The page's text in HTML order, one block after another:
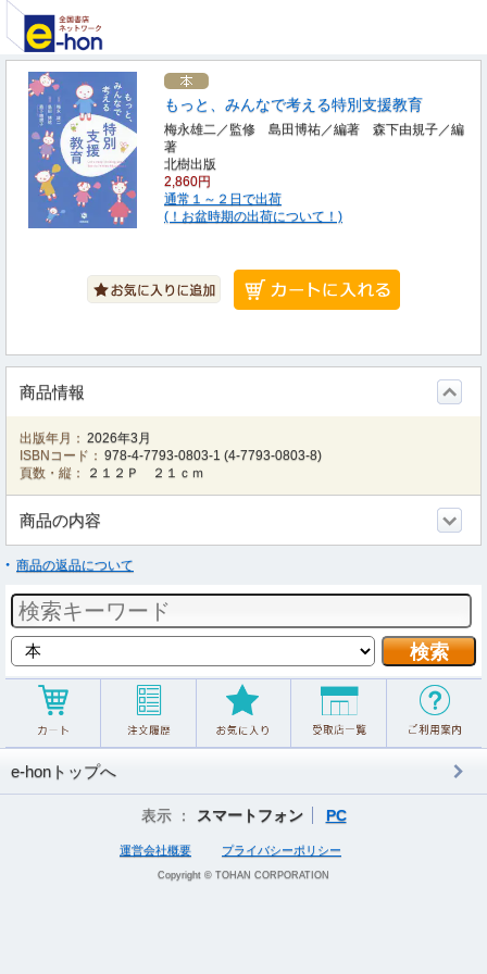
もっと、みんなで考える特別支援教育
梅永雄二／監修 島田博祐／編著 森下由規子／編
著
北樹出版
2,860円
通常１～２日で出荷
(！お盆時期の出荷について！)
商品情報
出版年月： 2026年3月
ISBNコード： 978-4-7793-0803-1 (4-7793-0803-8)
頁数・縦：
２１２Ｐ ２１ｃｍ
商品の内容
商品の返品について
e-honトップへ
表示 ： スマートフォン PC
運営会社概要 プライバシーポリシー
Copyright © TOHAN CORPORATION